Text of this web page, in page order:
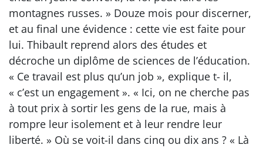
montagnes russes. » Douze mois pour discerner,
et au final une évidence : cette vie est faite pour
lui. Thibault reprend alors des études et
décroche un diplôme de sciences de l’éducation.
« Ce travail est plus qu’un job », explique t- il,
« c’est un engagement ». « Ici, on ne cherche pas
à tout prix à sortir les gens de la rue, mais à
rompre leur isolement et à leur rendre leur
liberté. » Où se voit-il dans cinq ou dix ans ? « Là